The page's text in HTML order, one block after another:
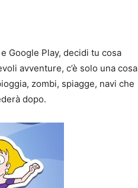
Google Play, decidi tu cosa
avventure, c’è solo una cosa
zombi, spiagge, navi che
dopo.